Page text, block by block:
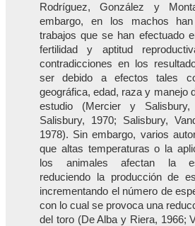
Rodríguez, González y
embargo, en los machos
trabajos que se han efectuado
fertilidad y aptitud
contradicciones en los
ser debido a efectos tales
geográfica, edad, raza y manejo
estudio (Mercier y
Salisbury, 1970; Salisbury,
1978). Sin embargo, varios
que altas temperaturas o la
los animales afectan la
reduciendo la producción de
incrementando el número de
con lo cual se provoca una
del toro (De Alba y Riera, 1966;